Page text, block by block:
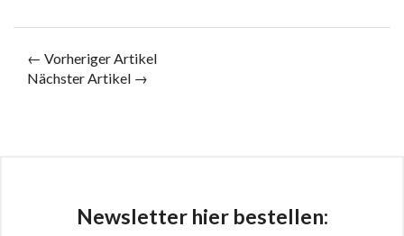
← Vorheriger Artikel
Nächster Artikel →
Newsletter hier bestellen: